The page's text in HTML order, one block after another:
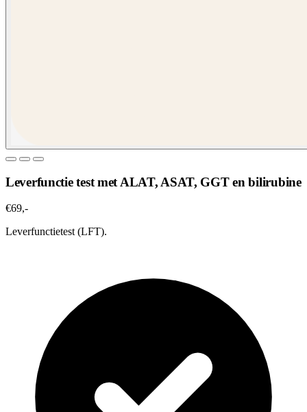
Leverfunctie test met ALAT, ASAT, GGT en bilirubine
€69,-
Leverfunctietest (LFT).